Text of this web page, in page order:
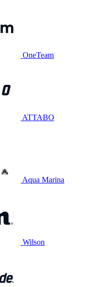
OneTeam
ATTABO
Aqua Marina
Wilson